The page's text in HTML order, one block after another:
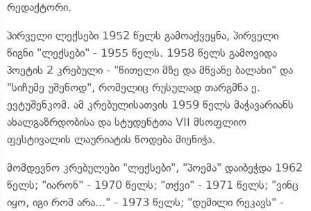
რედაქტორი.
პირველი ლექსები 1952 წელს გამოაქვეყნა, პირველი
წიგნი "ლექსები" - 1955 წელს. 1958 წელს გამოვიდა
პოეტის 2 კრებული - "წითელი მზე და მწვანე ბალახი" და
"სიჩუმე უშენოდ", რომელიც რუსულად თარგმნა ე.
ევტუშენკომ. ამ კრებულისათვის 1959 წელს მაჭავარიანს
ახალგაზრდობისა და სტუდენტთა VII მსოფლიო
ფესტივალის ლაურიატის წოდება მიენიჭა.
მომდევნო კრებულები "ლექსები", "პოემა" დაიბეჭდა 1962
წელს; "იარონ" - 1970 წელს; "თქვი" - 1971 წელს; "ვინც
იყო, იგი რომ არა..." - 1973 წელს; "დუმილი რეკავს" -